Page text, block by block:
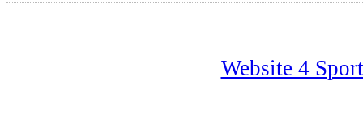
Website 4 Sport